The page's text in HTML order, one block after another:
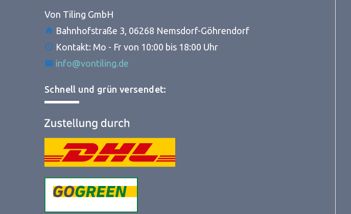
Von Tiling GmbH
Bahnhofstraße 3, 06268 Nemsdorf-Göhrendorf
Kontakt: Mo - Fr von 10:00 bis 18:00 Uhr
info@vontiling.de
Schnell und grün versendet: